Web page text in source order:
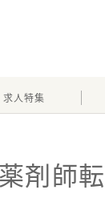
求人特集
剤師